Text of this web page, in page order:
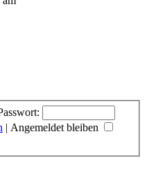
| Angemeldet bleiben